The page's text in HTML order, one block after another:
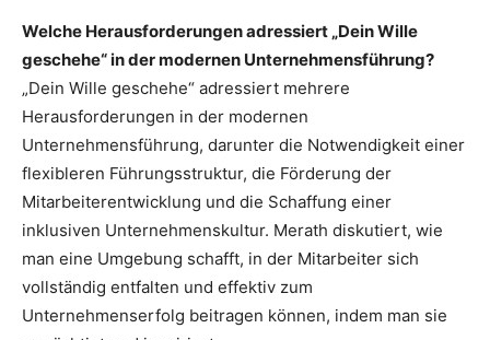
Welche Herausforderungen adressiert „Dein Wille
geschehe“ in der modernen Unternehmensführung?
„Dein Wille geschehe“ adressiert mehrere
Herausforderungen in der modernen
Unternehmensführung, darunter die Notwendigkeit einer
flexibleren Führungsstruktur, die Förderung der
Mitarbeiterentwicklung und die Schaffung einer
inklusiven Unternehmenskultur. Merath diskutiert, wie
man eine Umgebung schafft, in der Mitarbeiter sich
vollständig entfalten und effektiv zum
Unternehmenserfolg beitragen können, indem man sie